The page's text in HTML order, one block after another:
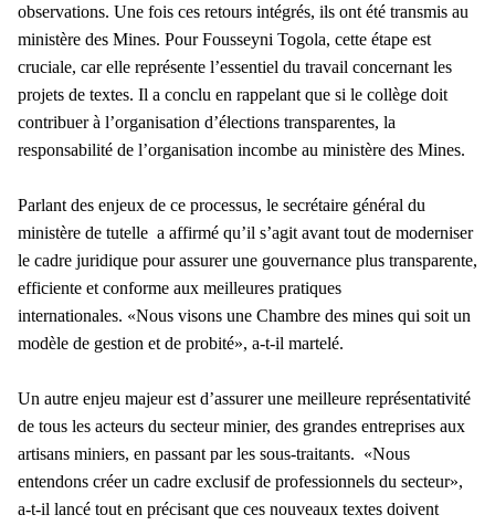
observations. Une fois ces retours intégrés, ils ont été transmis au
ministère des Mines. Pour Fousseyni Togola, cette étape est
cruciale, car elle représente l’essentiel du travail concernant les
projets de textes. Il a conclu en rappelant que si le collège doit
contribuer à l’organisation d’élections transparentes, la
responsabilité de l’organisation incombe au ministère des Mines.
Parlant des enjeux de ce processus, le secrétaire général du
ministère de tutelle a affirmé qu’il s’agit avant tout de moderniser
le cadre juridique pour assurer une gouvernance plus transparente,
efficiente et conforme aux meilleures pratiques
internationales. «Nous visons une Chambre des mines qui soit un
modèle de gestion et de probité», a-t-il martelé.
Un autre enjeu majeur est d’assurer une meilleure représentativité
de tous les acteurs du secteur minier, des grandes entreprises aux
artisans miniers, en passant par les sous-traitants. «Nous
entendons créer un cadre exclusif de professionnels du secteur»,
a-t-il lancé tout en précisant que ces nouveaux textes doivent